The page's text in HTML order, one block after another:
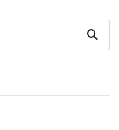
Zoeken